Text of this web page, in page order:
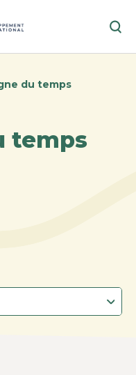
du temps
temps